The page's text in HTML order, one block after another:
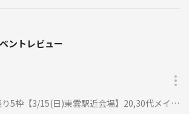
ントレビュー
3/15(日)東雲駅近会場】20,30代メイン！屋内貸切コートでフットサル🌟初心者・1人参加歓迎！に参加